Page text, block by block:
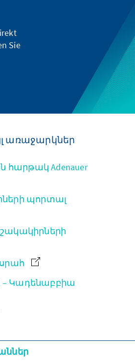
Sie
առաջարկներ
հարթակ Adenauer
պորտալ
– Կադենաբբիա